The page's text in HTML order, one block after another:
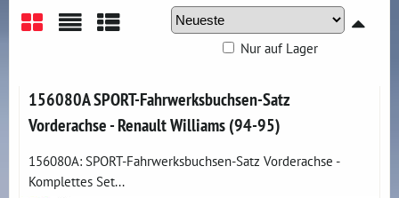
Nur auf Lager
156080A SPORT-Fahrwerksbuchsen-Satz
Vorderachse - Renault Williams (94-95)
156080A: SPORT-Fahrwerksbuchsen-Satz Vorderachse -
Komplettes Set...